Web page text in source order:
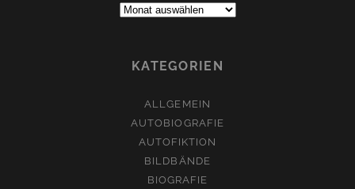
Archive:
KATEGORIEN
ALLGEMEIN
AUTOBIOGRAFIE
AUTOFIKTION
BILDBÄNDE
BIOGRAFIE